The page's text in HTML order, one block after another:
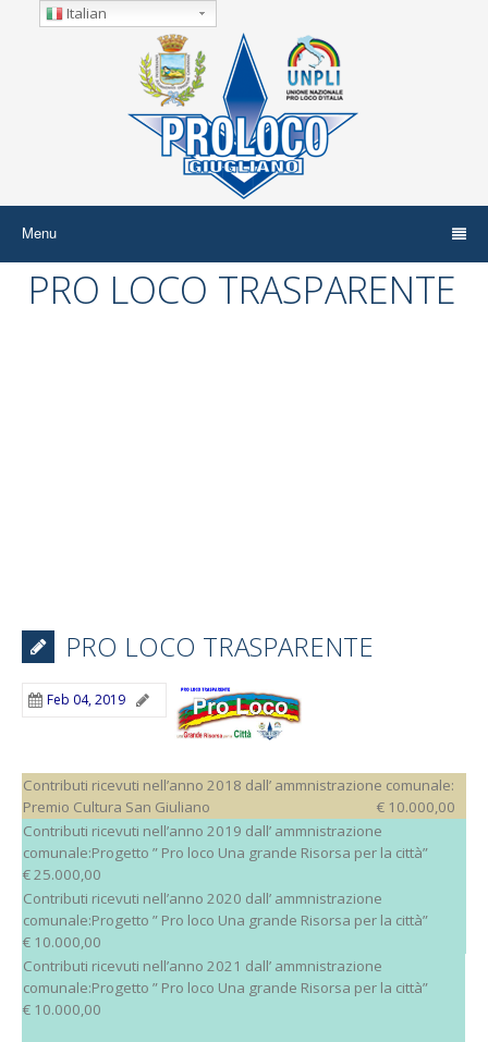
Menu
PRO LOCO TRASPARENTE
PRO LOCO TRASPARENTE
Feb 04, 2019
Contributi ricevuti nell’anno 2018 dall’ ammnistrazione comunale:
Premio Cultura San Giuliano € 10.000,00
Contributi ricevuti nell’anno 2019 dall’ ammnistrazione
comunale:Progetto ” Pro loco Una grande Risorsa per la città”
€ 25.000,00
Contributi ricevuti nell’anno 2020 dall’ ammnistrazione
comunale:Progetto ” Pro loco Una grande Risorsa per la città”
€ 10.000,00
Contributi ricevuti nell’anno 2021 dall’ ammnistrazione
comunale:Progetto ” Pro loco Una grande Risorsa per la città”
€ 10.000,00
Italian